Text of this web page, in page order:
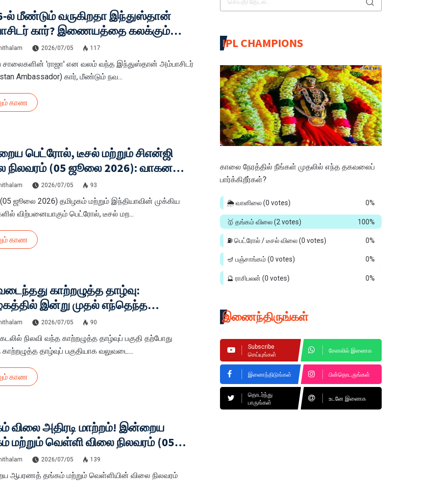
ல் மீண்டும் வருகிறதா இந்துஸ்தான்
கார்? இணையத்தை கலக்கும்
வீடியோவின் உண்மை பின்னணி!
2026/07/05 117
சாலைகளின் 'ராஜா' என வலம் வந்த இந்துஸ்தான் அம்பாசிடர்
Ambassador) கார், மீண்டும் நவ...
காண
பெட்ரோல், டீசல் மற்றும் சிஎன்ஜி
நிலவரம் (05 ஜூலை 2026): வாகன
மகிழ்ச்சி செய்தியா? முழு
2026/07/05 93
ஜூலை 2026) தமிழகம் மற்றும் இந்தியாவின் முக்கிய
விற்பனையாகும் பெட்ரோல், டீசல் மற...
காண
காற்றழுத்த தாழ்வு:
இன்று முதல் எந்தெந்த
மழைக்கு வாய்ப்பு? முழு
2026/07/05 90
நிலவி வந்த காற்றழுத்த தாழ்வுப் பகுதி தற்போது
தாழ்வுப் பகுதியாக வலுவடை...
காண
விலை அதிரடி மாற்றம்! இன்றைய
மற்றும் வெள்ளி விலை நிலவரம் (05
2026) – முழு விபரம் உள்ளே!
2026/07/05 139
ஆபரணத் தங்கம் மற்றும் வெள்ளியின் விலை நிலவரம்
IPL CHAMPIONS
காலை நேரத்தில் நீங்கள் முதலில் எந்த தகவலைப்
பார்க்கிறீர்கள்?
0%
🌦️ வானிலை(0 votes)
100%
🥇 தங்கம் விலை(2 votes)
0%
⛽ பெட்ரோல் / டீசல் விலை(0 votes)
0%
🪔 பஞ்சாங்கம்(0 votes)
0%
🔮 ராசிபலன் (0 votes)
இணைந்திருங்கள்
Subscribe
செய்யுங்கள்
சேனலில் இணைக
இணைந்திடுங்கள் பின்தொடருங்கள்
தொடர்ந்து
பாருங்கள்
உடனே இணைக